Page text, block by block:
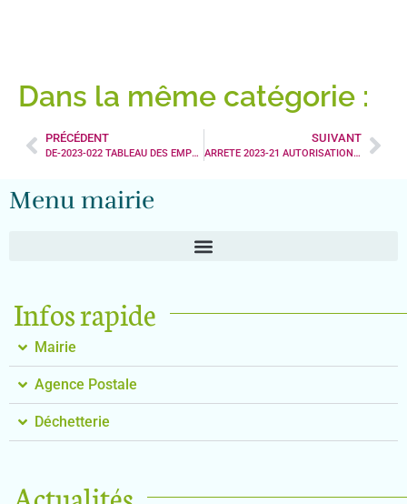
Dans la même catégorie :
PRÉCÉDENT
DE-2023-022 TABLEAU DES EMPLOIS DANS LE CADRE DE LA CREATION D’EMPLOI DE SECRETAIRE DE MAIRIE
SUIVANT
ARRETE 2023-21 AUTORISATION DE STATIONNEMENT Nicolas MOULIN
Menu mairie
Infos rapide
Mairie
Agence Postale
Déchetterie